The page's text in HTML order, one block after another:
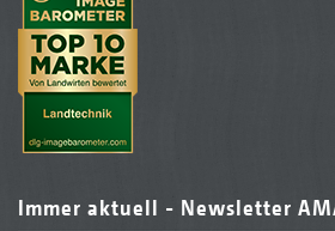
Immer aktuell - Newsletter